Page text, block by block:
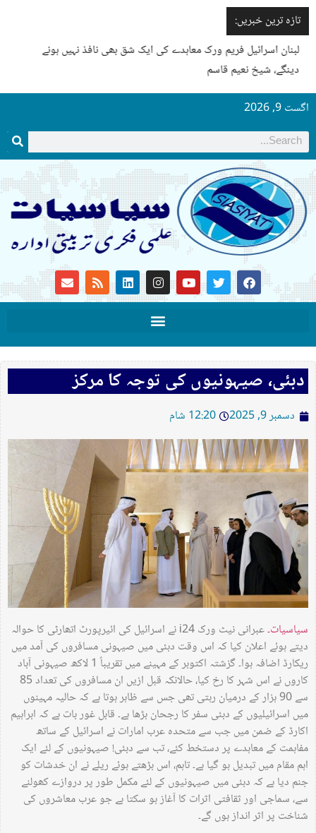
تازہ ترین خبریں:
لبنان اسرائیل فریم ورک معاہدے کی ایک شق بھی نافذ نہیں ہونے
دینگے، شیخ نعیم قاسم
اگست 9, 2026
دبئی، صیہونیوں کی توجہ کا مرکز
دسمبر 9, 2025 12:20 شام
سیاسیات۔
عبرانی نیٹ ورک i24 نے اسرائیل کی ائیرپورٹ اتھارٹی کا حوالہ
دیتے ہوئے اعلان کیا کہ اس وقت دبئی میں صیہونی مسافروں کی آمد میں
ریکارڈ اضافہ ہوا۔ گزشتہ اکتوبر کے مہینے میں تقریباً 1 لاکھ صیہونی آباد
کاروں نے اس شہر کا رخ کیا، حالانکہ قبل ازیں ان مسافروں کی تعداد 85
سے 90 ہزار کے درمیان رہتی تھی جس سے ظاہر ہوتا ہے کہ حالیہ مہینوں
میں اسرائیلیوں کے دبئی سفر کا رجحان بڑھا ہے۔ قابل غور بات ہے کہ ابراہیم
اکارڈ کے ضمن میں جب سے متحدہ عرب امارات نے اسرائیل کے ساتھ
مفاہمت کے معاہدے پر دستخط کئے، تب سے دبئی! صیہونیوں کے لئے ایک
اہم مقام میں تبدیل ہو گیا ہے۔ تاہم، اس بڑھتے ہوئے ریلے نے ان خدشات کو
جنم دیا ہے کہ دبئی میں صیہونیوں کے لئے مکمل طور پر دروازے کھولنے
سے، سماجی اور ثقافتی اثرات کا آغاز ہو سکتا ہے جو عرب معاشروں کی
شناخت پر اثر انداز ہوں گے۔